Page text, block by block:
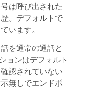
は呼び出された
。デフォルトで
います。
を通常の通話と
ョンはデフォルト
認されていない
無しでエンドポ